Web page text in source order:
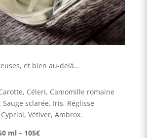
et bien au-delà…
Céleri, Camomille romaine
sclarée, Iris, Réglisse
Vétiver, Ambrox.
ml – 105€